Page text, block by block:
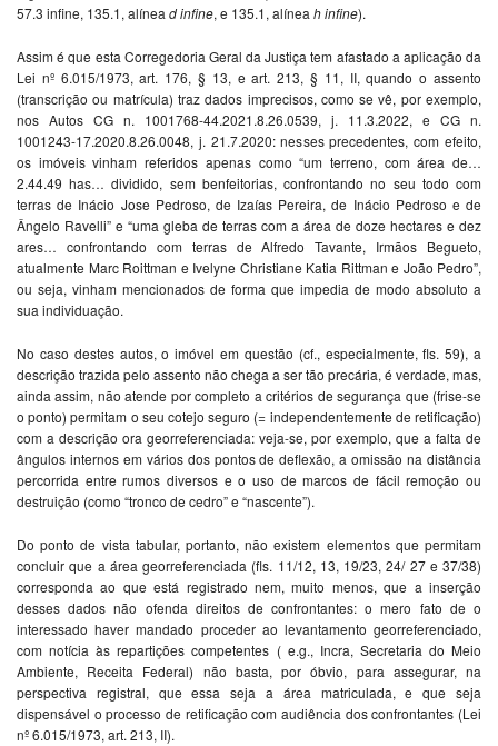
57.3 infine, 135.1, alínea d infine, e 135.1, alínea h infine).
Assim é que esta Corregedoria Geral da Justiça tem afastado a aplicação da
Lei nº 6.015/1973, art. 176, § 13, e art. 213, § 11, II, quando o assento
(transcrição ou matrícula) traz dados imprecisos, como se vê, por exemplo,
nos Autos CG n. 1001768-44.2021.8.26.0539, j. 11.3.2022, e CG n.
1001243-17.2020.8.26.0048, j. 21.7.2020: nesses precedentes, com efeito,
os imóveis vinham referidos apenas como “um terreno, com área de…
2.44.49 has… dividido, sem benfeitorias, confrontando no seu todo com
terras de Inácio Jose Pedroso, de Izaías Pereira, de Inácio Pedroso e de
Ângelo Ravelli” e “uma gleba de terras com a área de doze hectares e dez
ares… confrontando com terras de Alfredo Tavante, Irmãos Begueto,
atualmente Marc Roittman e Ivelyne Christiane Katia Rittman e João Pedro”,
ou seja, vinham mencionados de forma que impedia de modo absoluto a
sua individuação.
No caso destes autos, o imóvel em questão (cf., especialmente, fls. 59), a
descrição trazida pelo assento não chega a ser tão precária, é verdade, mas,
ainda assim, não atende por completo a critérios de segurança que (frise-se
o ponto) permitam o seu cotejo seguro (= independentemente de retificação)
com a descrição ora georreferenciada: veja-se, por exemplo, que a falta de
ângulos internos em vários dos pontos de deflexão, a omissão na distância
percorrida entre rumos diversos e o uso de marcos de fácil remoção ou
destruição (como “tronco de cedro” e “nascente”).
Do ponto de vista tabular, portanto, não existem elementos que permitam
concluir que a área georreferenciada (fls. 11/12, 13, 19/23, 24/ 27 e 37/38)
corresponda ao que está registrado nem, muito menos, que a inserção
desses dados não ofenda direitos de confrontantes: o mero fato de o
interessado haver mandado proceder ao levantamento georreferenciado,
com notícia às repartições competentes ( e.g., Incra, Secretaria do Meio
Ambiente, Receita Federal) não basta, por óbvio, para assegurar, na
perspectiva registral, que essa seja a área matriculada, e que seja
dispensável o processo de retificação com audiência dos confrontantes (Lei
nº 6.015/1973, art. 213, II).